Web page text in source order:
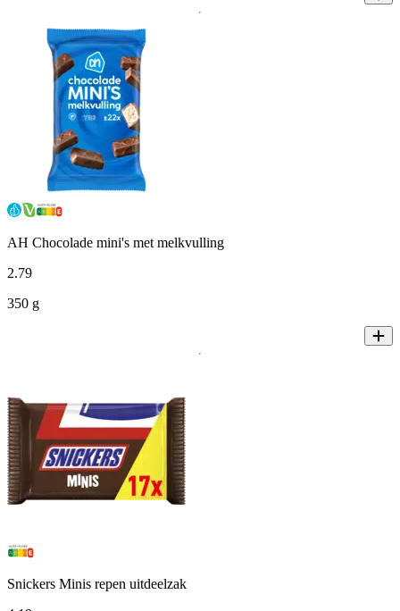
AH Chocolade mini's met melkvulling
2.79
350 g
Snickers Minis repen uitdeelzak